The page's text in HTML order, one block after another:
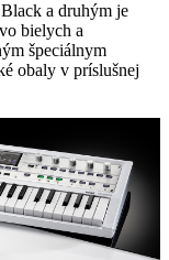
a druhým je
bielych a
špeciálnym
obaly v príslušnej